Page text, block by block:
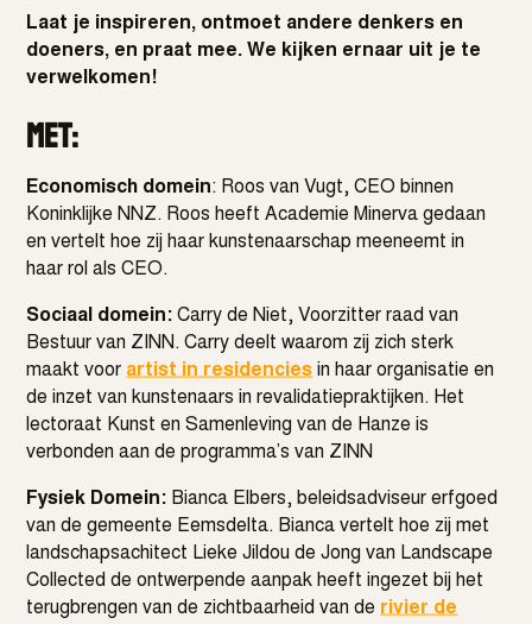
Laat je inspireren, ontmoet andere denkers en
doeners, en praat mee. We kijken ernaar uit je te
verwelkomen!
Met:
Economisch domein: Roos van Vugt, CEO binnen
Koninklijke NNZ. Roos heeft Academie Minerva gedaan
en vertelt hoe zij haar kunstenaarschap meeneemt in
haar rol als CEO.
Sociaal domein: Carry de Niet, Voorzitter raad van
Bestuur van ZINN. Carry deelt waarom zij zich sterk
maakt voor artist in residencies in haar organisatie en
de inzet van kunstenaars in revalidatiepraktijken. Het
lectoraat Kunst en Samenleving van de Hanze is
verbonden aan de programma’s van ZINN
Fysiek Domein: Bianca Elbers, beleidsadviseur erfgoed
van de gemeente Eemsdelta. Bianca vertelt hoe zij met
landschapsachitect Lieke Jildou de Jong van Landscape
Collected de ontwerpende aanpak heeft ingezet bij het
terugbrengen van de zichtbaarheid van de rivier de